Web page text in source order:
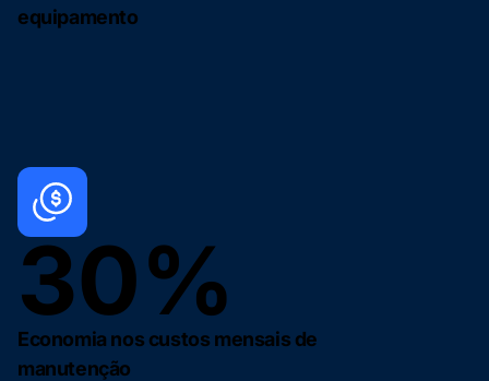
equipamento
30%
Economia nos custos mensais de
manutenção